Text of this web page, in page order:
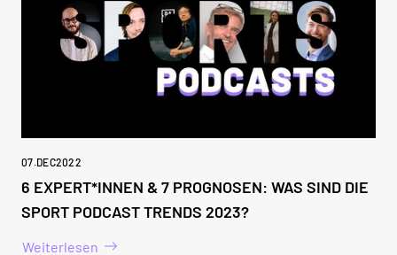
07 DEC2022
6 EXPERT*INNEN & 7 PROGNOSEN: WAS SIND DIE
SPORT PODCAST TRENDS 2023?
Weiterlesen